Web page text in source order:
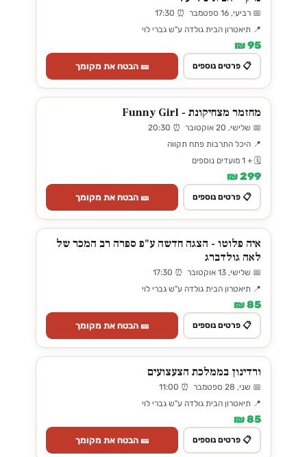
📅 רביעי, 16 ספטמבר ⏰ 17:30
📍 תיאטרון הבית גולדה ע"ש גברי לוי
95 ₪
📋 פרטים נוספים 🎫 הבטח את מקומך
מחזמר מצחיקונת - Funny Girl
📅 שלישי, 20 אוקטובר ⏰ 20:30
📍 היכל התרבות פתח תקווה
🗓️ + 1 מועדים נוספים
299 ₪
📋 פרטים נוספים 🎫 הבטח את מקומך
איה פלוטו - הצגה חדשה ע"פ ספרה רב המכר של
לאה גולדברג
📅 שלישי, 13 אוקטובר ⏰ 17:30
📍 תיאטרון הבית גולדה ע"ש גברי לוי
85 ₪
📋 פרטים נוספים 🎫 הבטח את מקומך
ורדינון בממלכת הצעצועים
📅 שני, 28 ספטמבר ⏰ 11:00
📍 תיאטרון הבית גולדה ע"ש גברי לוי
85 ₪
📋 פרטים נוספים 🎫 הבטח את מקומך